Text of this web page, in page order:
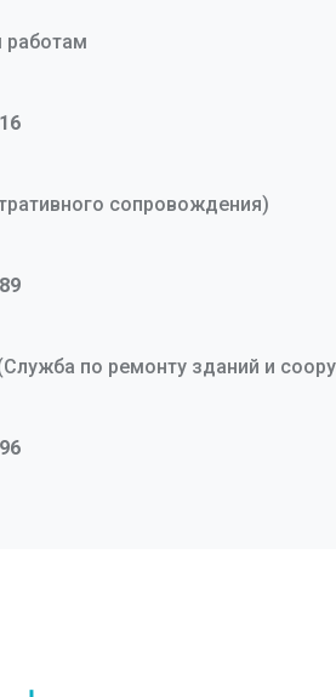
работам
сопровождения)
по ремонту зданий и